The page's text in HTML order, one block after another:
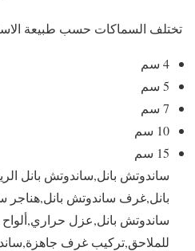
تختلف السماكات حسب طبيعة
4 سم
5 سم
7 سم
10 سم
15 سم
ساندوتش بانل,ساندوتش بانل
بانل,غرف ساندوتش بانل,هناجر
ساندوتش بانل,عزل
للملاحق,تركيب غرف